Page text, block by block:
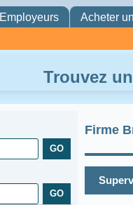
Employeurs Acheter
Trouvez
Firme